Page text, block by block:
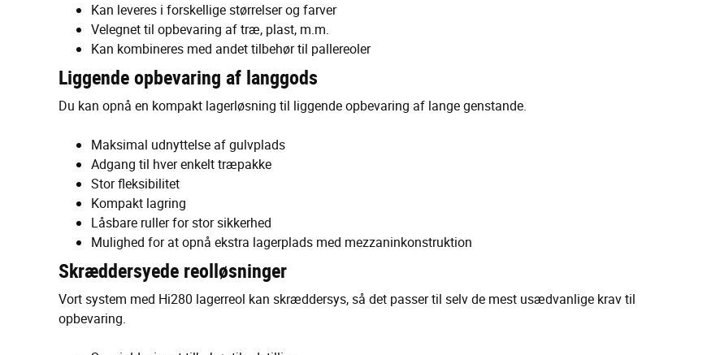
Kan leveres i forskellige størrelser og farver
Velegnet til opbevaring af træ, plast, m.m.
Kan kombineres med andet tilbehør til pallereoler
Liggende opbevaring af langgods
Du kan opnå en kompakt lagerløsning til liggende opbevaring af lange genstande.
Maksimal udnyttelse af gulvplads
Adgang til hver enkelt træpakke
Stor fleksibilitet
Kompakt lagring
Låsbare ruller for stor sikkerhed
Mulighed for at opnå ekstra lagerplads med mezzaninkonstruktion
Skræddersyede reolløsninger
Vort system med Hi280 lagerreol kan skræddersys, så det passer til selv de mest usædvanlige krav til
opbevaring.